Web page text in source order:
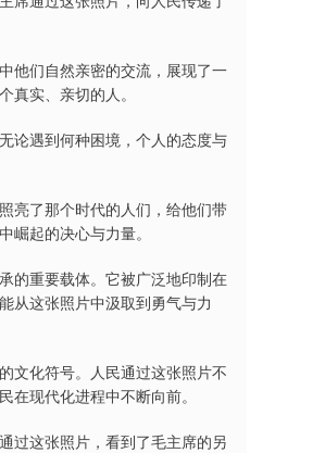
他们自然亲密的交流，展现了一
实、亲切的人。
论遇到何种困境，个人的态度与
亮了那个时代的人们，给他们带
起的决心与力量。
的重要载体。它被广泛地印制在
从这张照片中汲取到勇气与力
文化符号。人民通过这张照片不
现代化进程中不断向前。
过这张照片，看到了毛主席的另